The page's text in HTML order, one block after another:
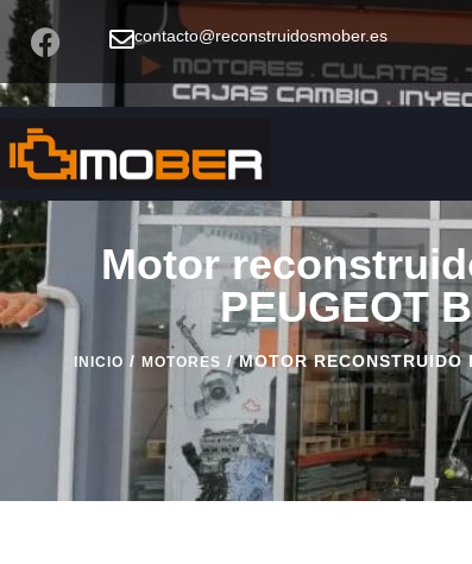
contacto@reconstruidosmober.es
Motor
PEUGEOT
INICIO / MOTORES / MOTOR